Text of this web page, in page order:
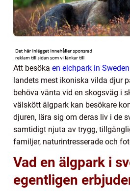
Att besöka en elchpark in
landets mest ikoniska vilda djur
behöva vänta vid en skogsväg i
välskött älgpark kan besökare
djuren, lära sig om deras liv i de
samtidigt njuta av trygg,
familjer, naturintresserade och
Vad en älgpark i
egentligen